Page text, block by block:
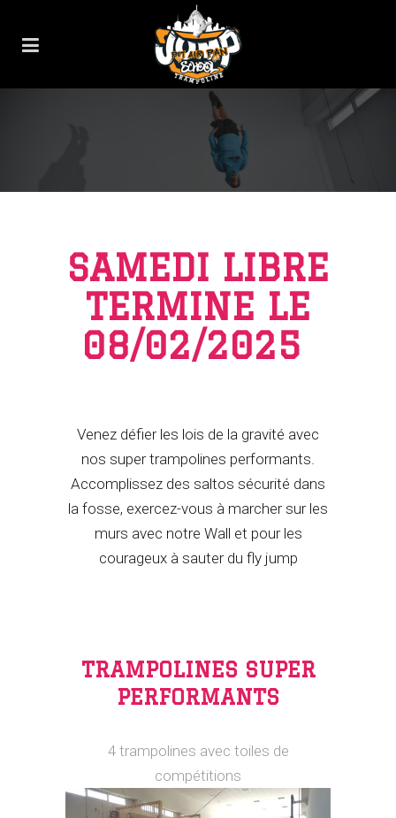
SAMEDI LIBRE
TERMINE LE
08/02/2025
Venez défier les lois de la gravité avec
nos super trampolines performants.
Accomplissez des saltos sécurité dans
la fosse, exercez-vous à marcher sur les
murs avec notre Wall et pour les
courageux à sauter du fly jump
TRAMPOLINES SUPER
PERFORMANTS
4 trampolines avec toiles de
compétitions